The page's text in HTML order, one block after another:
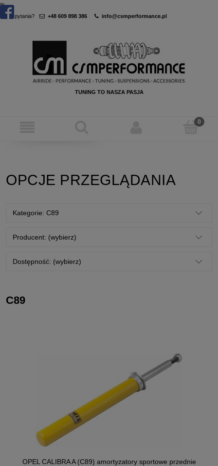
w
Masz pytania? +48 609 898 386 info@csmperformance.pl
TUNING TO NASZA PASJA
OPCJE PRZEGLĄDANIA
Kategorie: C89
Producent: (wybierz)
Dostępność: (wybierz)
C89
OPEL CALIBRA A (C89) amortyzatory sportowe przednie